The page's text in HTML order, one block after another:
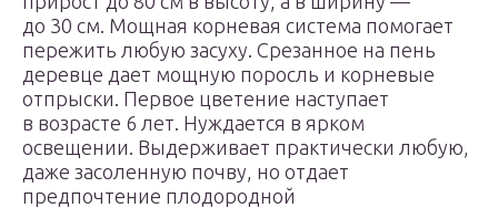
до 30 см. Мощная корневая система помогает
пережить любую засуху. Срезанное на пень
деревце дает мощную поросль и корневые
отпрыски. Первое цветение наступает
в возрасте 6 лет. Нуждается в ярком
освещении. Выдерживает практически любую,
даже засоленную почву, но отдает
предпочтение плодородной